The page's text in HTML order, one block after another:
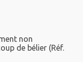
non
de bélier (Réf.